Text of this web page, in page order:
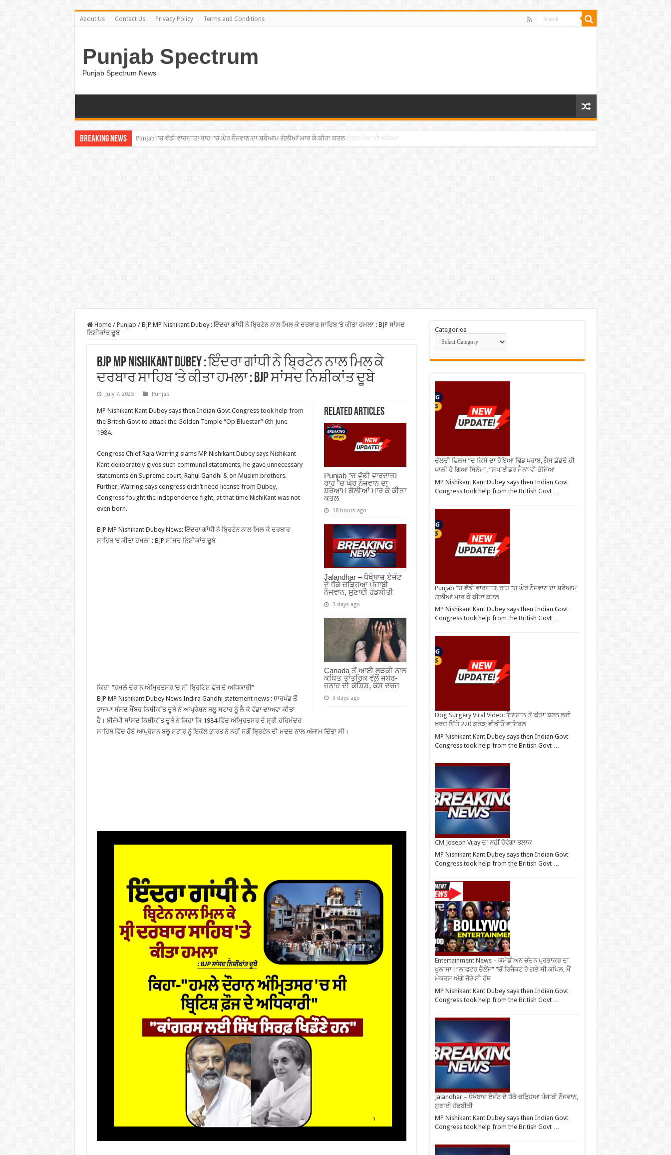
About Us Contact Us Privacy Policy Terms and Conditions
Punjab Spectrum
Punjab Spectrum News
Breaking News Punjab ”ਚ ਵੱਡੀ ਵਾਰਦਾਤ! ਰਾਹ ”ਚ ਘੇਰ ਨੌਜਵਾਨ ਦਾ ਸ਼ਰੇਆਮ ਗੋਲ਼ੀਆਂ ਮਾਰ ਕੇ ਕੀਤਾ ਕਤਲ
Home / Punjab / BJP MP Nishikant Dubey : ਇੰਦਰਾ ਗਾਂਧੀ ਨੇ ਬ੍ਰਿਟੇਨ ਨਾਲ ਮਿਲ ਕੇ ਦਰਬਾਰ ਸਾਹਿਬ ‘ਤੇ ਕੀਤਾ ਹਮਲਾ : BJP ਸਾਂਸਦ
ਨਿਸ਼ੀਕਾਂਤ ਦੂਬੇ
BJP MP Nishikant Dubey : ਇੰਦਰਾ ਗਾਂਧੀ ਨੇ ਬ੍ਰਿਟੇਨ ਨਾਲ ਮਿਲ ਕੇ
ਦਰਬਾਰ ਸਾਹਿਬ ‘ਤੇ ਕੀਤਾ ਹਮਲਾ : BJP ਸਾਂਸਦ ਨਿਸ਼ੀਕਾਂਤ ਦੂਬੇ
July 7, 2025 Punjab
Related Articles
Punjab ”ਚ ਵੱਡੀ ਵਾਰਦਾਤ!
ਰਾਹ ”ਚ ਘੇਰ ਨੌਜਵਾਨ ਦਾ
ਸ਼ਰੇਆਮ ਗੋਲ਼ੀਆਂ ਮਾਰ ਕੇ ਕੀਤਾ
ਕਤਲ
18 hours ago
Jalandhar – ਧੋਖੇਬਾਜ਼ ਏਜੰਟ
ਦੇ ਧੱਕੇ ਚੜ੍ਹਿਆ ਪੰਜਾਬੀ
ਨੌਜਵਾਨ, ਸੁਣਾਈ ਹੱਡਬੀਤੀ
3 days ago
Canada ਤੋਂ ਆਈ ਲੜਕੀ ਨਾਲ
ਕਥਿਤ ਤਾਂਤਰਿਕ ਵੱਲੋਂ ਜਬਰ-
ਜਨਾਹ ਦੀ ਕੋਸ਼ਿਸ਼, ਕੇਸ ਦਰਜ
3 days ago
MP Nishikant Kant Dubey says then Indian Govt Congress took help from
the British Govt to attack the Golden Temple “Op Bluestar” 6th June
1984.
Congress Chief Raja Warring slams MP Nishikant Dubey says Nishikant
Kant deliberately gives such communal statements, he gave unnecessary
statements on Supreme court, Rahul Gandhi & on Muslim brothers.
Further, Warring says congress didn’t need license from Dubey,
Congress fought the independence fight, at that time NishiKant was not
even born.
BJP MP Nishikant Dubey News: ਇੰਦਰਾ ਗਾਂਧੀ ਨੇ ਬ੍ਰਿਟੇਨ ਨਾਲ ਮਿਲ ਕੇ ਦਰਬਾਰ
ਸਾਹਿਬ ‘ਤੇ ਕੀਤਾ ਹਮਲਾ : BJP ਸਾਂਸਦ ਨਿਸ਼ੀਕਾਂਤ ਦੂਬੇ
ਕਿਹਾ-”ਹਮਲੇ ਦੌਰਾਨ ਅੰਮ੍ਰਿਤਸਰ ‘ਚ ਸੀ ਬ੍ਰਿਟਿਸ਼ ਫ਼ੌਜ ਦੇ ਅਧਿਕਾਰੀ”
BJP MP Nishikant Dubey News Indira Gandhi statement news : ਝਾਰਖੰਡ ਤੋਂ
ਭਾਜਪਾ ਸੰਸਦ ਮੈਂਬਰ ਨਿਸ਼ੀਕਾਂਤ ਦੂਬੇ ਨੇ ਆਪ੍ਰੇਸ਼ਨ ਬਲੂ ਸਟਾਰ ਨੂੰ ਲੈ ਕੇ ਵੱਡਾ ਦਾਅਵਾ ਕੀਤਾ
ਹੈ। ਬੀਜੇਪੀ ਸਾਂਸਦ ਨਿਸ਼ੀਕਾਂਤ ਦੂਬੇ ਨੇ ਕਿਹਾ ਕਿ 1984 ਵਿੱਚ ਅੰਮ੍ਰਿਤਸਰ ਦੇ ਸ੍ਰੀ ਹਰਿਮੰਦਰ
ਸਾਹਿਬ ਵਿੱਚ ਹੋਏ ਆਪ੍ਰੇਸ਼ਨ ਬਲੂ ਸਟਾਰ ਨੂੰ ਇਕੱਲੇ ਭਾਰਤ ਨੇ ਨਹੀਂ ਸਗੋਂ ਬ੍ਰਿਟੇਨ ਦੀ ਮਦਦ ਨਾਲ ਅੰਜਾਮ ਦਿੱਤਾ ਸੀ।
Categories
ਚੱਲਦੀ ਫਿਲਮ ”ਚ ਕਿਸੇ ਦਾ ਹੋਇਆ ਢਿੱਡ ਖਰਾਬ, ਗੈਸ ਛੱਡਦੇ ਹੀ
ਖਾਲੀ ਹੋ ਗਿਆ ਸਿਨੇਮਾ, ”ਸਪਾਈਡਰ ਮੈਨ” ਵੀ ਭੱਜਿਆ
MP Nishikant Kant Dubey says then Indian Govt
Congress took help from the British Govt …
Punjab ”ਚ ਵੱਡੀ ਵਾਰਦਾਤ! ਰਾਹ ”ਚ ਘੇਰ ਨੌਜਵਾਨ ਦਾ ਸ਼ਰੇਆਮ
ਗੋਲ਼ੀਆਂ ਮਾਰ ਕੇ ਕੀਤਾ ਕਤਲ
MP Nishikant Kant Dubey says then Indian Govt
Congress took help from the British Govt …
Dog Surgery Viral Video: ਇਨਸਾਨ ਤੋਂ ‘ਕੁੱਤਾ’ ਬਣਨ ਲਈ
ਖ਼ਰਚ ਦਿੱਤੇ 220 ਕਰੋੜ; ਵੀਡੀਓ ਵਾਇਰਲ
MP Nishikant Kant Dubey says then Indian Govt
Congress took help from the British Govt …
CM Joseph Vijay ਦਾ ਨਹੀਂ ਹੋਵੇਗਾ ਤਲਾਕ
MP Nishikant Kant Dubey says then Indian Govt
Congress took help from the British Govt …
Entertainment News – ਕਮੇਡੀਅਨ ਚੰਦਨ ਪ੍ਰਭਾਕਰ ਦਾ
ਖੁਲਾਸਾ ! ”ਲਾਫਟਰ ਚੈਲੇਂਜ” ”ਚੋਂ ਰਿਜੈਕਟ ਹੋ ਗਏ ਸੀ ਕਪਿਲ, ਮੈਂ
ਮੇਕਰਸ ਅੱਗੇ ਜੋੜੇ ਸੀ ਹੱਥ
MP Nishikant Kant Dubey says then Indian Govt
Congress took help from the British Govt …
Jalandhar – ਧੋਖੇਬਾਜ਼ ਏਜੰਟ ਦੇ ਧੱਕੇ ਚੜ੍ਹਿਆ ਪੰਜਾਬੀ ਨੌਜਵਾਨ,
ਸੁਣਾਈ ਹੱਡਬੀਤੀ
MP Nishikant Kant Dubey says then Indian Govt
Congress took help from the British Govt …